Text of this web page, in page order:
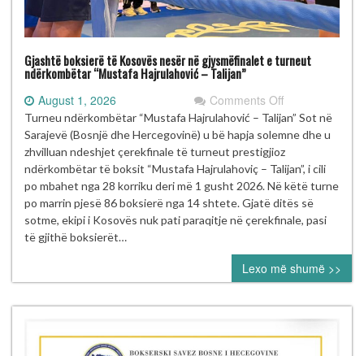
Gjashtë boksierë të Kosovës nesër në gjysmëfinalet e turneut
ndërkombëtar “Mustafa Hajrulahović – Talijan”
August 1, 2026 Comments Offon
Gjashtë
boksierë
të
Kosovës
nesër
në
gjysmëfinalet
turneut
ndërkombëtar
“Mustafa
Hajrulahović
Talijan”
Turneu ndërkombëtar “Mustafa Hajrulahović – Talijan” Sot në
Sarajevë (Bosnjë dhe Hercegovinë) u bë hapja solemne dhe u
zhvilluan ndeshjet çerekfinale të turneut prestigjioz
ndërkombëtar të boksit “Mustafa Hajrulahoviç – Talijan”, i cili
po mbahet nga 28 korriku deri më 1 gusht 2026. Në këtë turne
po marrin pjesë 86 boksierë nga 14 shtete. Gjatë ditës së
sotme, ekipi i Kosovës nuk pati paraqitje në çerekfinale, pasi
të gjithë boksierët…
Lexo më shumë >>